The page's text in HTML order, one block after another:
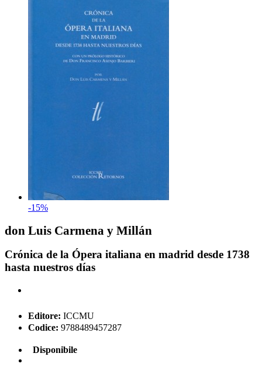
-15%
don Luis Carmena y Millán
Crónica de la Ópera italiana en madrid desde 1738
hasta nuestros días
Editore: ICCMU
Codice: 9788489457287
Disponibile